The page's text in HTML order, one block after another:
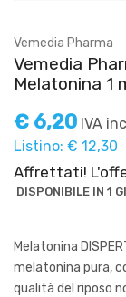
Vemedia Pharma
Vemedia
Melatonina 1
€ 6,20 IVA
Listino: € 12,30
Affrettati!
DISPONIBILE IN 1
Melatonina
melatonina pura,
qualità del riposo